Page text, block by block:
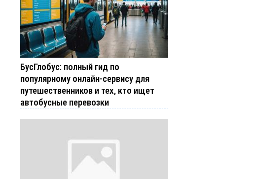
БусГлобус: полный гид по
популярному онлайн-сервису для
путешественников и тех, кто ищет
автобусные перевозки